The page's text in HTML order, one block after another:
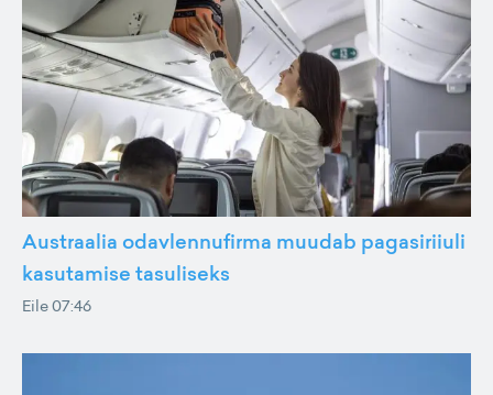
Austraalia odavlennufirma muudab pagasiriiuli
kasutamise tasuliseks
Eile 07:46